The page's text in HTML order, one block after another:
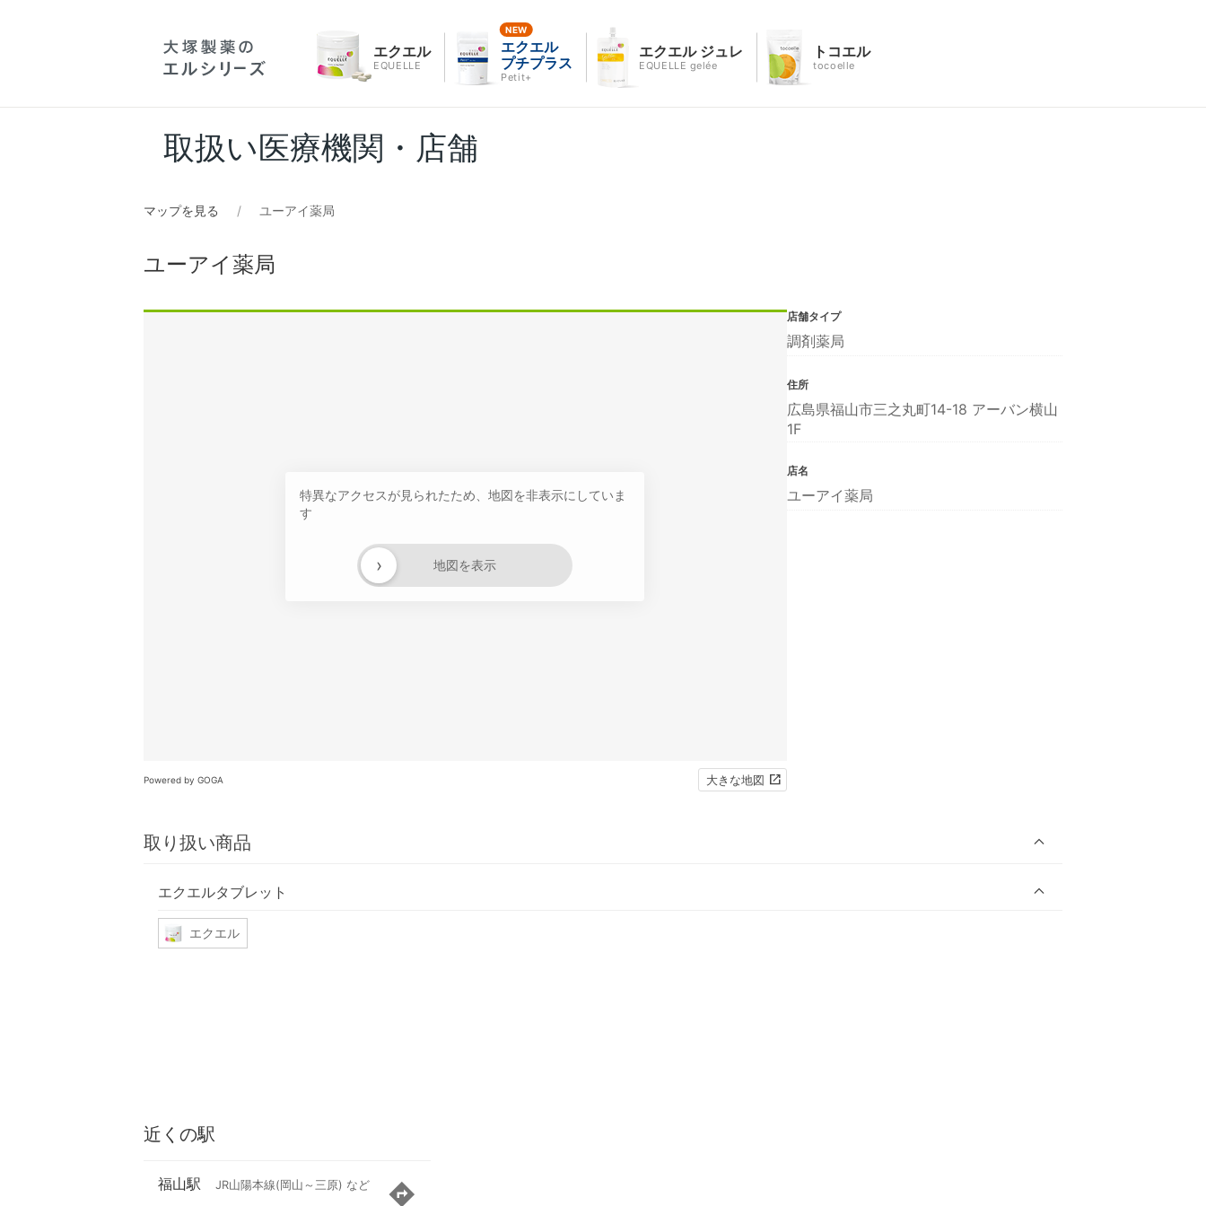
エクエル
EQUELLE
エクエル
プチプラス
Petit+
エクエル ジュレ
EQUELLE gelée
トコエル
tocoelle
取扱い医療機関・店舗
マップを見る ユーアイ薬局
ユーアイ薬局
特異なアクセスが見られたため、地図を非表示にしていま
す
地図を表示
›
Powered by GOGA 大きな地図
取り扱い商品
エクエルタブレット
エクエル
店舗タイプ
調剤薬局
住所
広島県福山市三之丸町14-18 アーバン横山
1F
店名
ユーアイ薬局
近くの駅
福山駅 JR山陽本線(岡山～三原) など